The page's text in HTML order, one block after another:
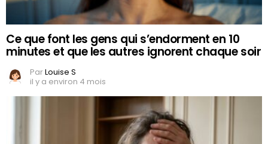
Ce que font les gens qui s’endorment en 10
minutes et que les autres ignorent chaque soir
ParLouise S
il y a environ 4 mois